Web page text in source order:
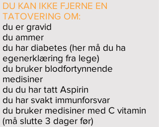
​DU KAN IKKE FJERNE EN
TATOVERING OM:
​du er gravid
du ammer
du har diabetes (her må du ha
egenerklæring fra lege)
du bruker blodfortynnende
medisiner
du du har tatt Aspirin
du har svakt immunforsvar
du bruker medisiner med C vitamin
(må slutte 3 dager før)